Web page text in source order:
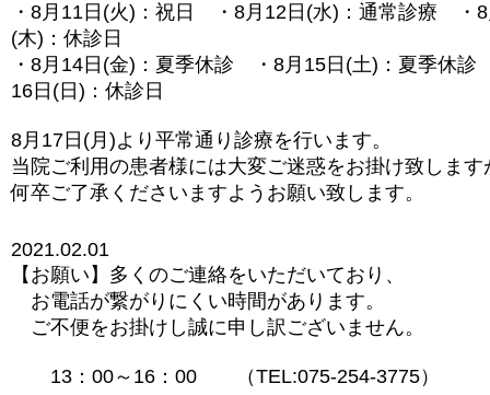
・8月11日(火)：祝日 ・8月12日(水)：通常診療 ・
(木)：休診日
・8月14日(金)：夏季休診 ・8月15日(土)：夏季休
16日(日)：休診日
8月17日(月)より平常通り診療を行います。
当院ご利用の患者様には大変ご迷惑をお掛け致します
何卒ご了承くださいますようお願い致します。
2021.02.01
【お願い】多くのご連絡をいただいており、
お電話が繋がりにくい時間があります。
ご不便をお掛けし誠に申し訳ございません。
13：00～16：00 （TEL:075-254-3775）